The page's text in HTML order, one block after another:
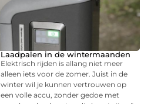
Laadpalen in de wintermaanden
Elektrisch rijden is allang niet meer
alleen iets voor de zomer. Juist in de
winter wil je kunnen vertrouwen op
een volle accu, zonder gedoe met